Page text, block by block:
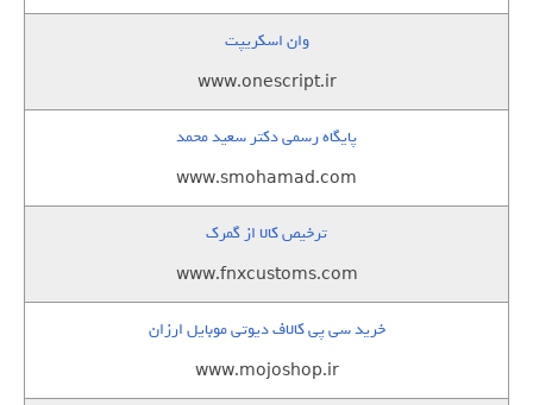
وان اسکریپت
www.onescript.ir
پایگاه رسمی دکتر سعید محمد
www.smohamad.com
ترخیص کالا از گمرک
www.fnxcustoms.com
خرید سی پی کالاف دیوتی موبایل ارزان
www.mojoshop.ir